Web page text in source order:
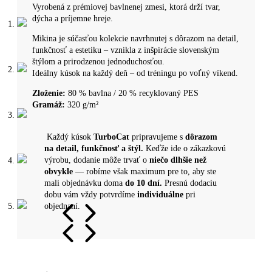
Vyrobená z prémiovej bavlnenej zmesi, ktorá drží tvar,
dýcha a príjemne hreje.
Mikina je súčasťou kolekcie navrhnutej s dôrazom na detail,
funkčnosť a estetiku – vznikla z inšpirácie slovenským
štýlom a prirodzenou jednoduchosťou.
Ideálny kúsok na každý deň – od tréningu po voľný víkend.
Zloženie: 80 % bavlna / 20 % recyklovaný PES
Gramáž: 320 g/m²
​​Každý kúsok TurboCat pripravujeme s dôrazom
na detail, funkčnosť a štýl. Keďže ide o zákazkovú
výrobu, dodanie môže trvať o niečo dlhšie než
obvykle — robíme však maximum pre to, aby ste
mali objednávku doma do 10 dní. Presnú dodaciu
dobu vám vždy potvrdíme individuálne pri
objednaní.